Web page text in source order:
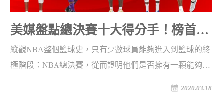
美媒盤點總決賽十大得分手！榜首場
均36.3分，喬丹竟然僅位居第二
縱觀NBA整個籃球史，只有少數球員能夠進入到籃球的終
極階段：NBA總決賽，從而證明他們是否擁有一顆能夠決
2020.03.18